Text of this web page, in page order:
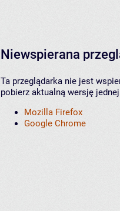
Niewspierana
Ta przeglądarka nie jest
pobierz aktualną wersję
Mozilla Firefox
Google Chrome